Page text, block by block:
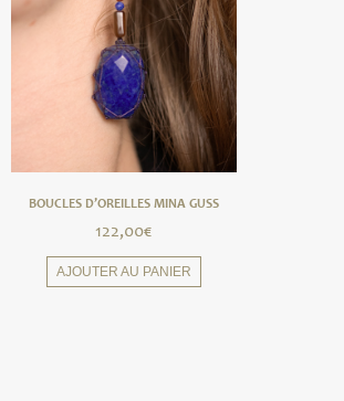
BOUCLES D’OREILLES MINA GUSS
122,00€
AJOUTER AU PANIER